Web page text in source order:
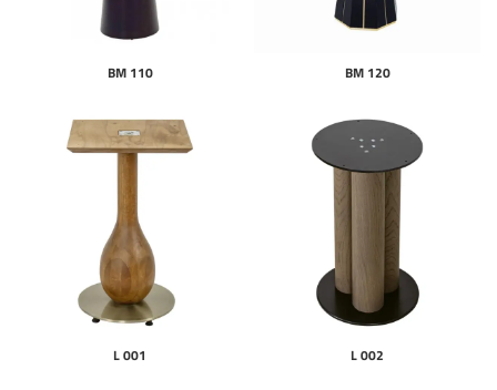
BM 110 BM 120
L 001 L 002